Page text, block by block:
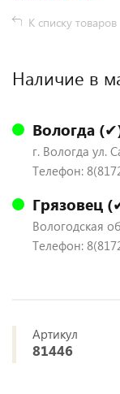
К списку товаров
Наличие в
Вологда
г. Вологда ул.
Телефон:
Грязовец
Вологодская
Телефон:
Артикул
81446